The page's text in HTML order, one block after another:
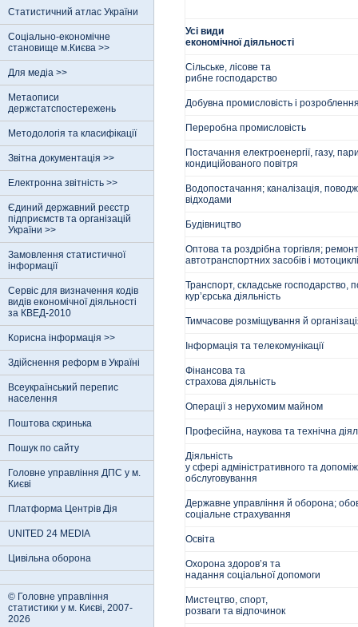
Статистичний атлас України
Соціально-економічне
становище м.Києва >>
Для медіа >>
Метаописи
держстатспостережень
Методологія та класифікації
Звітна документація >>
Електронна звітність >>
Єдиний державний реєстр
пiдприємств та органiзацiй
України >>
Замовлення статистичної
інформації
Сервіс для визначення кодів
видів економічної діяльності
за КВЕД-2010
Корисна інформація >>
Здійснення реформ в Україні
Всеукраїнський перепис
населення
Поштова скринька
Пошук по сайту
Головне управління ДПС у м.
Києві
Платформа Центрів Дія
UNITED 24 MEDIA
Цивільна оборона
© Головне управління
статистики у м. Києві, 2007-
2026
Усі види
економічної діяльності
Сільське, лісове та
рибне господарство
Добувна промисловість і розроблення
Переробна промисловість
Постачання електроенергії, газу,
кондиційованого повітря
Водопостачання; каналізація,
відходами
Будівництво
Оптова та роздрібна торгівля;
автотранспортних засобів і
Транспорт, складське господарство,
кур’єрська діяльність
Тимчасове розміщування й
Інформація та телекомунікації
Фінансова та
страхова діяльність
Операції з нерухомим майном
Професійна, наукова та технічна
Діяльність
у сфері адміністративного та
обслуговування
Державне управління й оборона;
соціальне страхування
Освіта
Охорона здоров’я та
надання соціальної допомоги
Мистецтво, спорт,
розваги та відпочинок